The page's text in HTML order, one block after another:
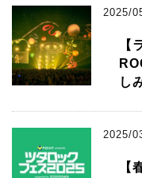
2025/
【
し
2025/
【